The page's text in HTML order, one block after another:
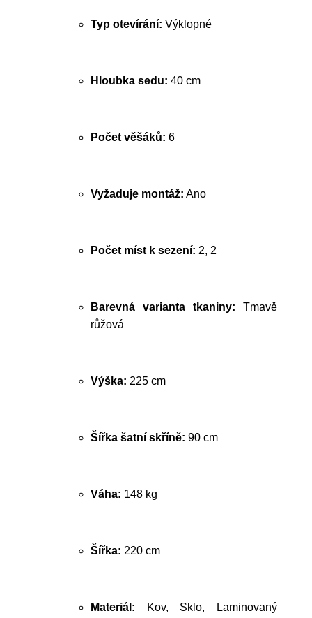
Typ otevírání: Výklopné
Hloubka sedu: 40 cm
Počet věšáků: 6
Vyžaduje montáž: Ano
Počet míst k sezení: 2, 2
Barevná varianta tkaniny: Tmavě
růžová
Výška: 225 cm
Šířka šatní skříně: 90 cm
Váha: 148 kg
Šířka: 220 cm
Materiál: Kov, Sklo, Laminovaný